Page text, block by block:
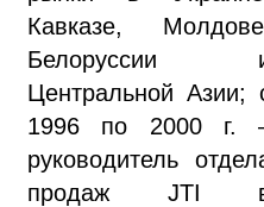
Кавказе,
Белоруссии
Центральной Азии;
1996 по 2000 г.
руководитель
продаж JTI